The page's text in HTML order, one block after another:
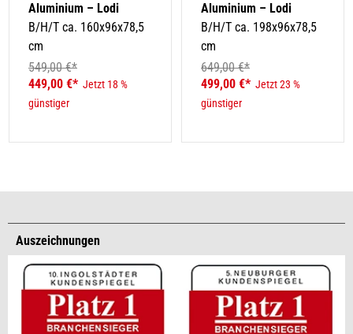
Aluminium – Lodi
B/H/T ca. 160x96x78,5
cm
549,00 €*
449,00 €* Jetzt 18 %
günstiger
Aluminium – Lodi
B/H/T ca. 198x96x78,5
cm
649,00 €*
499,00 €* Jetzt 23 %
günstiger
Auszeichnungen